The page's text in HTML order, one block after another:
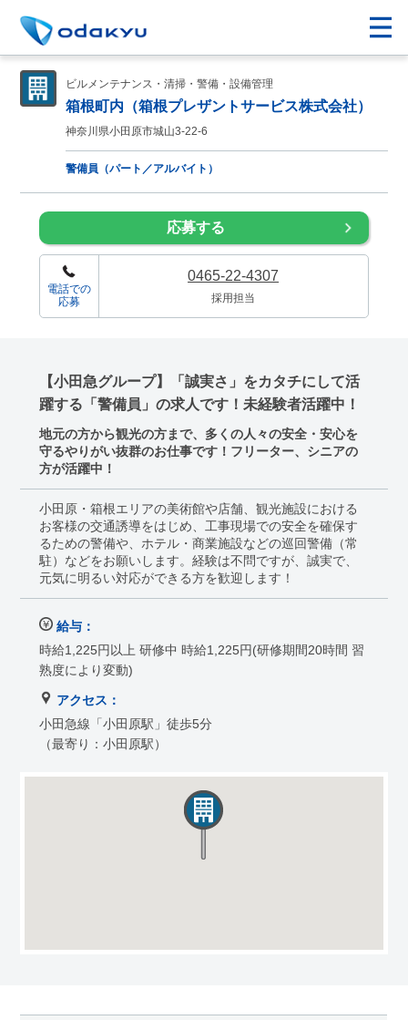
ビルメンテナンス・清掃・警備・設備管理
箱根町内（箱根プレザントサービス株式会社）
神奈川県小田原市城山3-22-6
警備員（パート／アルバイト）
応募する
電話での
応募
0465-22-4307
採用担当
【小田急グループ】「誠実さ」をカタチにして活
躍する「警備員」の求人です！未経験者活躍中！
地元の方から観光の方まで、多くの人々の安全・安心を
守るやりがい抜群のお仕事です！フリーター、シニアの
方が活躍中！
小田原・箱根エリアの美術館や店舗、観光施設における
お客様の交通誘導をはじめ、工事現場での安全を確保す
るための警備や、ホテル・商業施設などの巡回警備（常
駐）などをお願いします。経験は不問ですが、誠実で、
元気に明るい対応ができる方を歓迎します！
給与：
時給1,225円以上 研修中 時給1,225円(研修期間20時間 習
熟度により変動)
アクセス：
小田急線「小田原駅」徒歩5分
（最寄り：小田原駅）